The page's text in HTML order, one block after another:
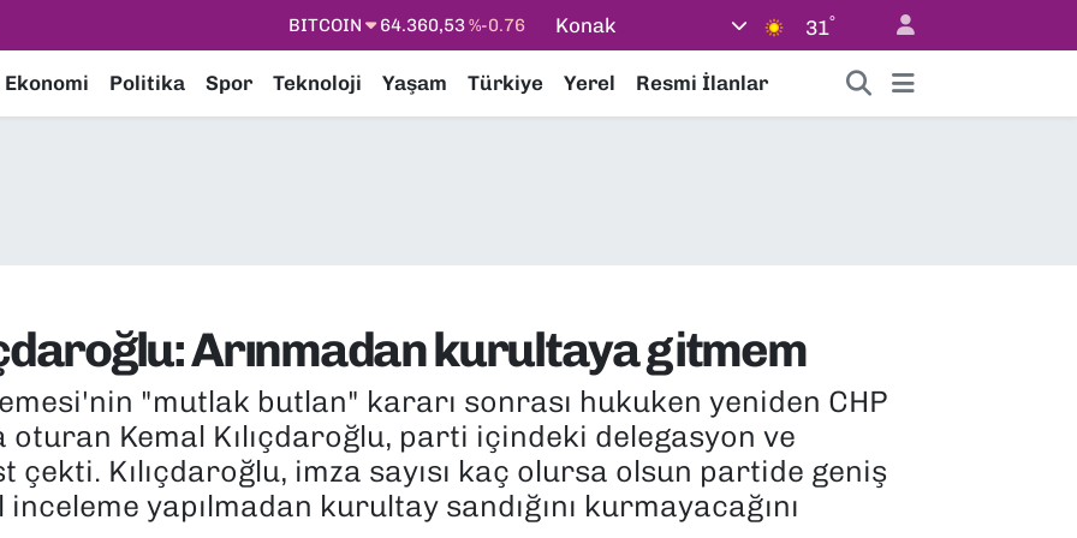
DOLAR 47,7069%0.17
STERLİN
64,1897%0.02
Konak 31°
Ekonomi Politika Spor Teknoloji Yaşam Türkiye Yerel Resmi İlanlar
Arınmadan kurultaya gitmem
"mutlak butlan" kararı sonrası hukuken yeniden CHP
oturan Kemal Kılıçdaroğlu, parti içindeki delegasyon ve
çekti. Kılıçdaroğlu, imza sayısı kaç olursa olsun partide geniş
yapılmadan kurultay sandığını kurmayacağını